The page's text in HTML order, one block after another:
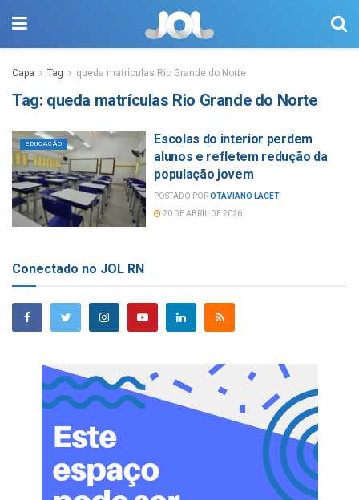
Capa Tag queda matrículas Rio Grande do Norte
Tag: queda matrículas Rio Grande do Norte
EDUCAÇÃO
Escolas do interior perdem
alunos e refletem redução da
população jovem
POSTADO POROTAVIANO LACET
20 DE ABRIL DE 2026
Conectado no JOL RN